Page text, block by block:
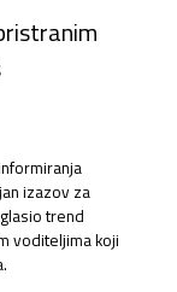
izazov za
trend
voditeljima koji